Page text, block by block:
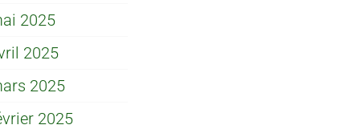
2025
2025
2025
2025